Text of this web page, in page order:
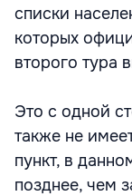
списки
которых
второго тура
Это с одной
также не
пункт, в
позднее, чем